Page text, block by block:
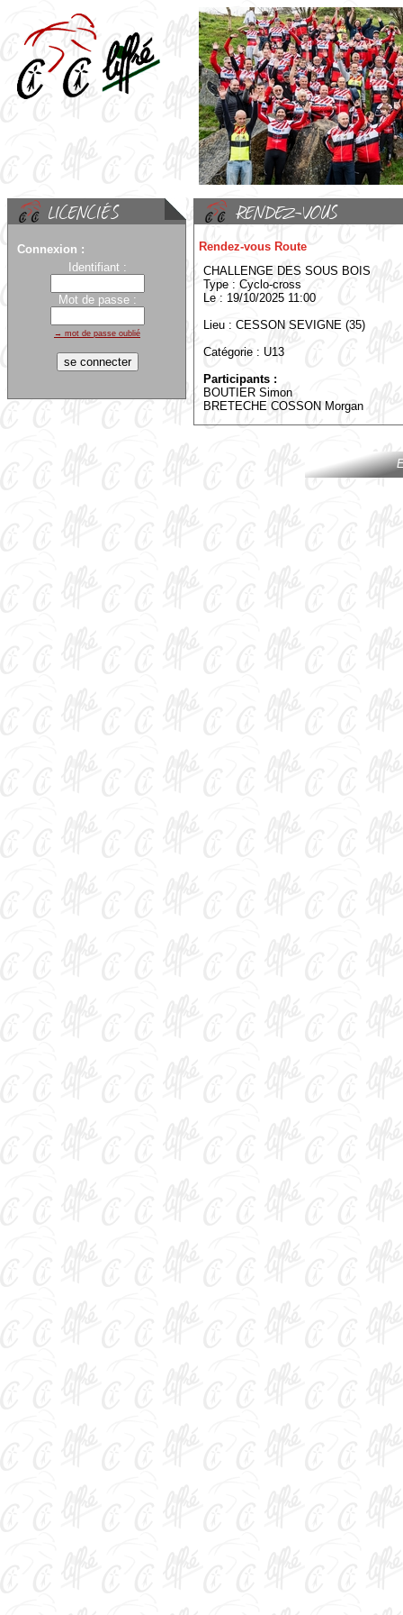
Connexion :
Identifiant :
Mot de passe :
→ mot de passe oublié
Rendez-vous Route
CHALLENGE DES SOUS BOIS
Type : Cyclo-cross
Le : 19/10/2025 11:00
Lieu : CESSON SEVIGNE (35)
Catégorie : U13
Participants :
BOUTIER Simon
BRETECHE COSSON Morgan